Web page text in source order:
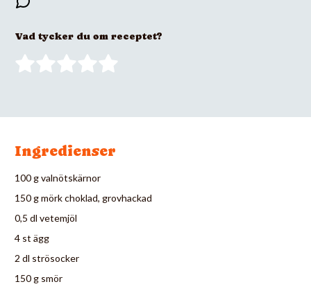
Vad tycker du om receptet?
Ingredienser
100 g valnötskärnor
150 g mörk choklad, grovhackad
0,5 dl vetemjöl
4 st ägg
2 dl strösocker
150 g smör